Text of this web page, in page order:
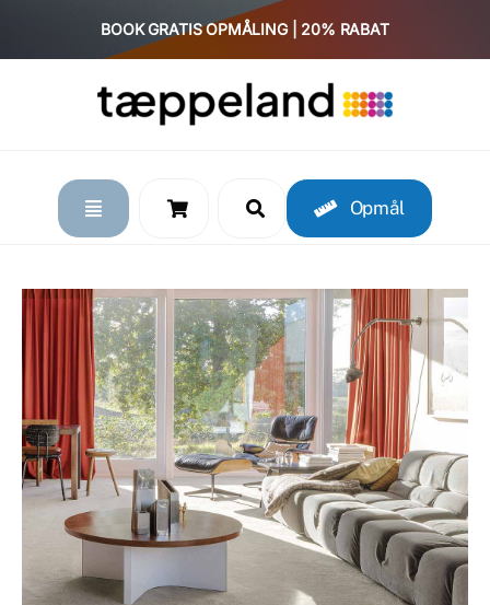
content
BOOK GRATIS OPMÅLING | 20% RABAT
Opmål